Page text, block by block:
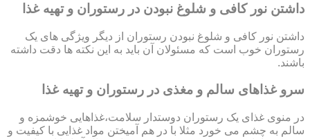
داشتن نور کافی و شلوغ نبودن در رستوران و تهیه غذا
داشتن نور کافی و شلوغ نبودن رستوران از دیگر ویژگی های یک
رستوران خوب است که مسئولان آن باید به این نکته ها دقت داشته
باشند.
سرو غذاهای سالم و مغذی در رستوران و تهیه غذا
در منوی غذای یک رستوران دوستدار سلامت،غذاهایی خوشمزه و
سالم به چشم می خورد مثلا با در هم آمیختن مواد غذایی با کیفیت و